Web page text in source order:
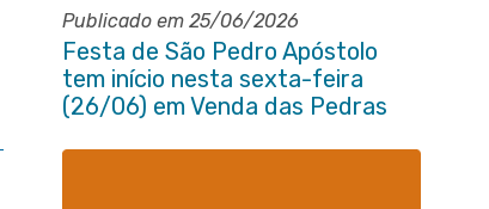
Publicado em 25/06/2026
Festa de São Pedro Apóstolo
tem início nesta sexta-feira
(26/06) em Venda das Pedras